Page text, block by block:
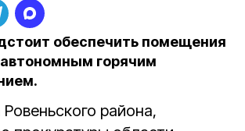
обеспечить помещения
горячим
района,